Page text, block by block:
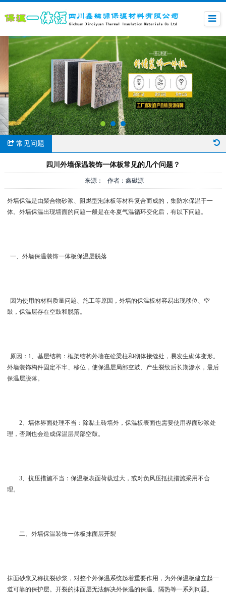
常见问题
四川外墙保温装饰一体板常见的几个问题？
来源： 作者：鑫磁源
外墙保温是由聚合物砂浆、阻燃型泡沫板等材料复合而成的，集防水保温于一
体。外墙保温出现墙面的问题一般是在冬夏气温循环变化后，有以下问题。
一、外墙保温装饰一体板保温层脱落
因为使用的材料质量问题、施工等原因，外墙的保温板材容易出现移位、空
鼓，保温层存在空鼓和脱落。
原因：1、基层结构：框架结构外墙在砼梁柱和砌体接缝处，易发生砌体变形。
外墙装饰构件固定不牢、移位，使保温层局部空鼓、产生裂纹后长期渗水，最后
保温层脱落。
2、墙体界面处理不当：除黏土砖墙外，保温板表面也需要使用界面砂浆处
理，否则也会造成保温层局部空鼓。
3、抗压措施不当：保温板表面荷载过大，或对负风压抵抗措施采用不合
理。
二、外墙保温装饰一体板抹面层开裂
抹面砂浆又称抗裂砂浆，对整个外保温系统起着重要作用，为外保温板建立起一
道可靠的保护层。开裂的抹面层无法解决外保温的保温、隔热等一系列问题。